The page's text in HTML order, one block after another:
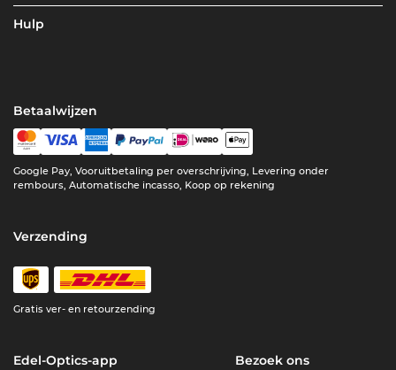
Hulp
Betaalwijzen
Google Pay, Vooruitbetaling per overschrijving, Levering onder
rembours, Automatische incasso, Koop op rekening
Verzending
Gratis ver- en retourzending
Edel-Optics-app Bezoek ons